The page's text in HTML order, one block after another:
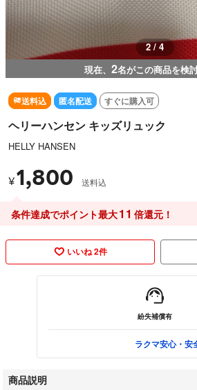
3 / 4
現在、 2名がこの商品を検
送料込 匿名配送 すぐに購入可
ヘリーハンセン キッズリュック
HELLY HANSEN
¥1,800 送料込
条件達成でポイント最大11 倍還元！
いいね 2件
紛失補償有
ラクマ安心・安
商品説明